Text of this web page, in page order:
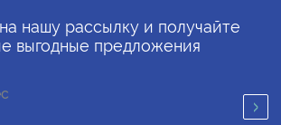
нашу рассылку и получайте
выгодные предложения